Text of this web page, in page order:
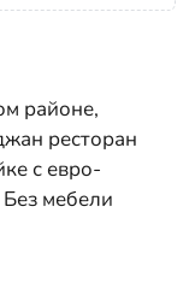
районе,
ресторан
с евро-
мебели